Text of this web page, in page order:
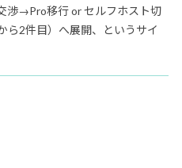
渉→Pro移行 or セルフホスト切
ら2件目）へ展開、というサイ